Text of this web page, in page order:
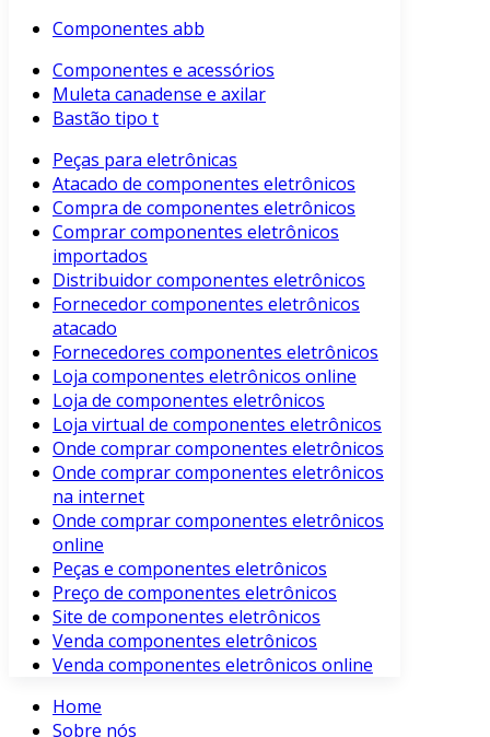
Componentes abb
Componentes e acessórios
Muleta canadense e axilar
Bastão tipo t
Peças para eletrônicas
Atacado de componentes eletrônicos
Compra de componentes eletrônicos
Comprar componentes eletrônicos
importados
Distribuidor componentes eletrônicos
Fornecedor componentes eletrônicos
atacado
Fornecedores componentes eletrônicos
Loja componentes eletrônicos online
Loja de componentes eletrônicos
Loja virtual de componentes eletrônicos
Onde comprar componentes eletrônicos
Onde comprar componentes eletrônicos
na internet
Onde comprar componentes eletrônicos
online
Peças e componentes eletrônicos
Preço de componentes eletrônicos
Site de componentes eletrônicos
Venda componentes eletrônicos
Venda componentes eletrônicos online
Home
Sobre nós